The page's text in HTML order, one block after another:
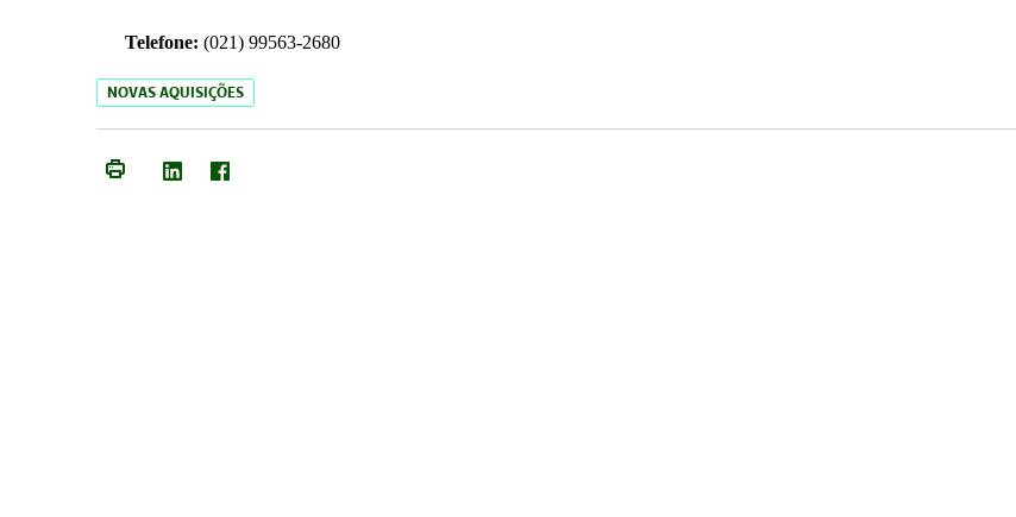
Telefone: (021) 99563-2680
NOVAS AQUISIÇÕES